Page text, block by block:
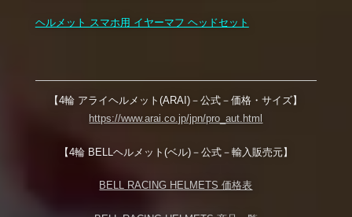
ヘルメット スマホ用 イヤーマフ ヘッドセット
【4輪 アライヘルメット(ARAI)－公式－価格・サイズ】
https://www.arai.co.jp/jpn/pro_aut.html
【4輪 BELLヘルメット(ベル)－公式－輸入販売元】
BELL RACING HELMETS 価格表